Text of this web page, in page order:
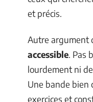
et précis.
Autre argument
accessible. Pas
lourdement ni
Une bande bien
exercices et